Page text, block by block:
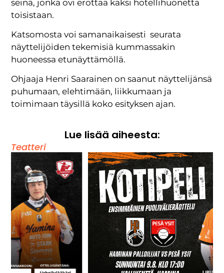
seinä, jonka ovi erottaa kaksi hotellihuonetta
toisistaan.
Katsomosta voi samanaikaisesti seurata
näyttelijöiden tekemisiä kummassakin
huoneessa etunäyttämöllä.
Ohjaaja Henri Saarainen on saanut näyttelijänsä
puhumaan, elehtimään, liikkumaan ja
toimimaan täysillä koko esityksen ajan.
Lue lisää aiheesta:
Teatteri